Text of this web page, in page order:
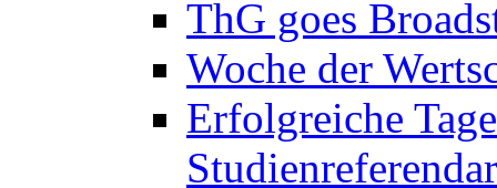
ThG goes
Woche der
Erfolgreiche